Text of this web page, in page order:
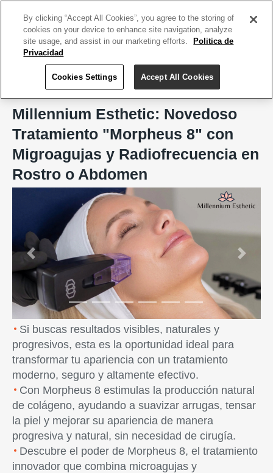
Millennium Esthetic
Millennium Esthetic: Novedoso
Tratamiento "Morpheus 8" con
Migroagujas y Radiofrecuencia en
Rostro o Abdomen
Previous Next
Si buscas resultados visibles, naturales y
progresivos, esta es la oportunidad ideal para
transformar tu apariencia con un tratamiento
moderno, seguro y altamente efectivo.
Con Morpheus 8 estimulas la producción natural
de colágeno, ayudando a suavizar arrugas, tensar
la piel y mejorar su apariencia de manera
progresiva y natural, sin necesidad de cirugía.
Descubre el poder de Morpheus 8, el tratamiento
innovador que combina microagujas y
By clicking “Accept All Cookies”, you agree to the storing of
cookies on your device to enhance site navigation, analyze
site usage, and assist in our marketing efforts.
Politica de
Privacidad
Cookies Settings Accept All Cookies